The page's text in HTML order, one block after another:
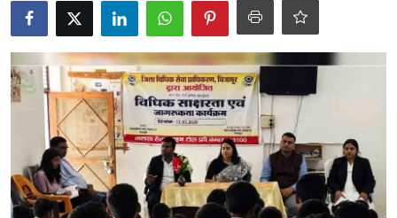
बुन्देलखण्ड
वीडियो
क्राइम
स्पोर्ट्स
मनोरंजन